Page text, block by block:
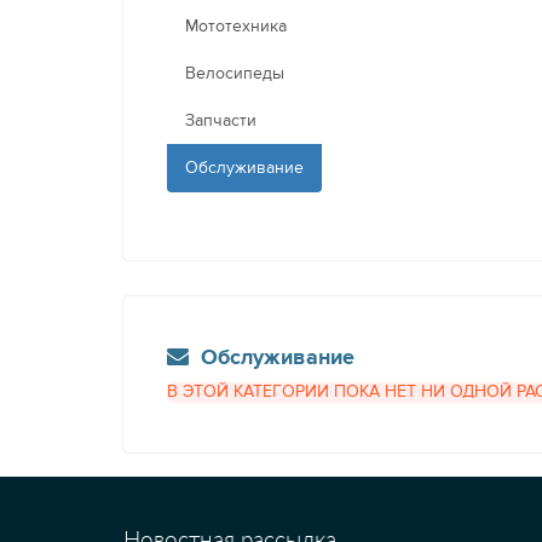
Мототехника
Велосипеды
Запчасти
Обслуживание
Обслуживание
В ЭТОЙ КАТЕГОРИИ ПОКА НЕТ НИ ОДНОЙ